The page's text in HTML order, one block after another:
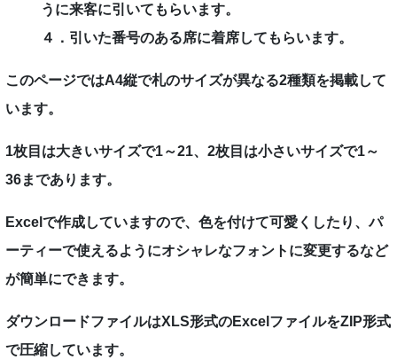
うに来客に引いてもらいます。
４．引いた番号のある席に着席してもらいます。
このページではA4縦で札のサイズが異なる2種類を掲載して
います。
1枚目は大きいサイズで1～21、2枚目は小さいサイズで1～
36まであります。
Excelで作成していますので、色を付けて可愛くしたり、パ
ーティーで使えるようにオシャレなフォントに変更するなど
が簡単にできます。
ダウンロードファイルはXLS形式のExcelファイルをZIP形式
で圧縮しています。